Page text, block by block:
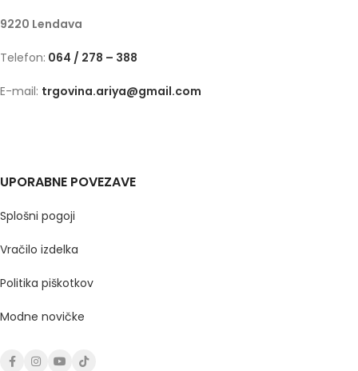
9220 Lendava
Telefon: 064 / 278 – 388
E-mail: trgovina.ariya@gmail.com
UPORABNE POVEZAVE
Splošni pogoji
Vračilo izdelka
Politika piškotkov
Modne novičke